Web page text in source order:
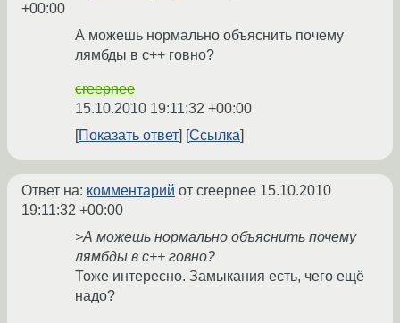
+00:00
А можешь нормально объяснить почему
лямбды в c++ говно?
creepnee
15.10.2010 19:11:32 +00:00
Показать ответ
Ссылка
Ответ на: комментарий от creepnee 15.10.2010
19:11:32 +00:00
>А можешь нормально объяснить почему
лямбды в c++ говно?
Тоже интересно. Замыкания есть, чего ещё
надо?